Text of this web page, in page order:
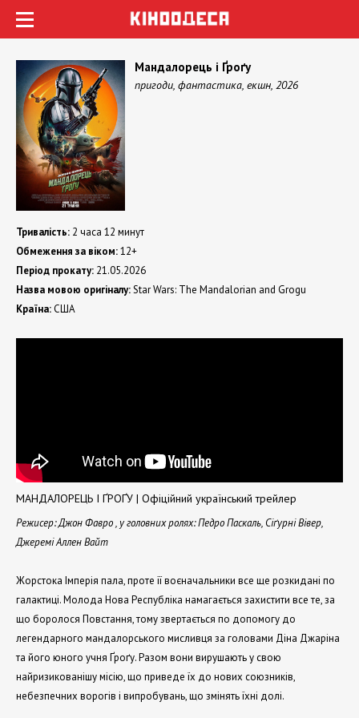
Мандалорець і Ґроґу
пригоди, фантастика, екшн, 2026
Тривалість: 2 часа 12 минут
Обмеження за віком:12+
Період прокату: 21.05.2026
Назва мовою оригіналу:Star Wars: The Mandalorian and Grogu
Країна:США
МАНДАЛОРЕЦЬ І ҐРОҐУ | Офіційний український трейлер
Режисер: Джон Фавро , у головних ролях: Педро Паскаль, Сіґурні Вівер,
Джеремі Аллен Вайт
Жорстока Імперія пала, проте її воєначальники все ще розкидані по
галактиці. Молода Нова Республіка намагається захистити все те, за
що боролося Повстання, тому звертається по допомогу до
легендарного мандалорського мисливця за головами Діна Джаріна
та його юного учня Ґроґу. Разом вони вирушають у свою
найризикованішу місію, що приведе їх до нових союзників,
небезпечних ворогів і випробувань, що змінять їхні долі.